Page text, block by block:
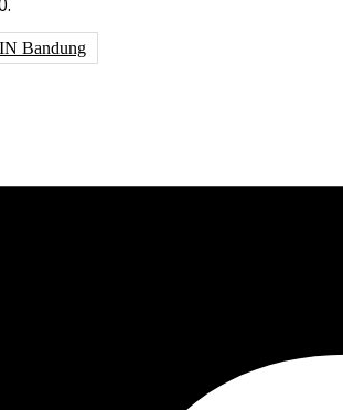
Bandung